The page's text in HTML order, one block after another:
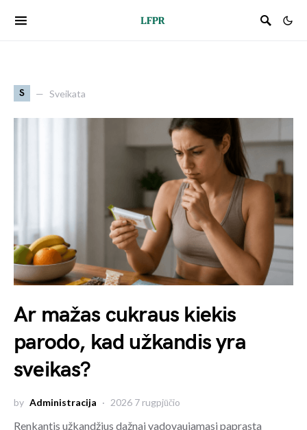
S Sveikata
Ar mažas cukraus kiekis
parodo, kad užkandis yra
sveikas?
by Administracija 2026 7 rugpjūčio
Renkantis užkandžius dažnai vadovaujamasi paprasta